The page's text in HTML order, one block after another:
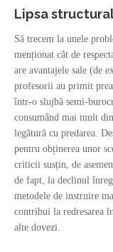
Lipsa
Să trecem la unele
menționat cât de
are avantajele sale (de
profesorii au primit
într-o slujbă semi-
consumând mai mult
legătură cu predarea.
pentru obținerea unor
criticii susțin, de
de fapt, la declinul
metodele de instruire
contribui la redresarea
alte dovezi.